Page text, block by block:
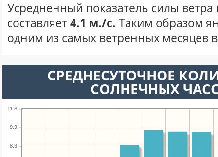
Усредненный показатель силы ветра
составляет4.1 м./с. Таким образом
одним из самых ветренных месяцев в
СРЕДНЕСУТОЧНОЕ
СОЛНЕЧНЫХ
8.3
9.9
11.6